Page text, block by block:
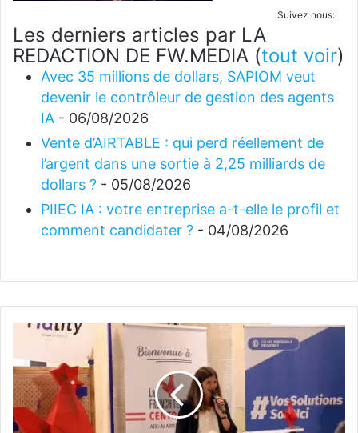
Suivez nous:
Les derniers articles par LA
REDACTION DE FW.MEDIA (tout voir)
Avec 35 millions de dollars, SAPIOM veut
devenir le contrôleur de gestion des agents
IA - 06/08/2026
Vente d’AIRTABLE : qui perd réellement de
l’argent dans une sortie à 2,25 milliards de
dollars ? - 05/08/2026
PIIEC IA : votre entreprise a-t-elle le profil et
comment candidater ? - 04/08/2026